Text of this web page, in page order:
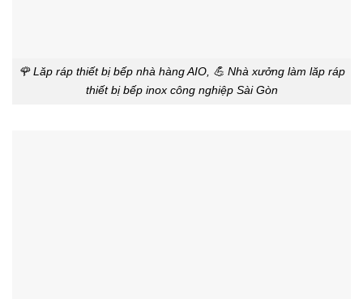
🌹 Lăp ráp thiết bị bếp nhà hàng AIO, 💪 Nhà xưởng làm lăp ráp
thiết bị bếp inox công nghiệp Sài Gòn